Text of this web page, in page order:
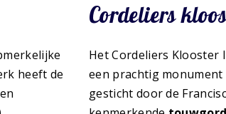
heeft de
Cordeliers
Het Cordeliers Klooster
een prachtig
gesticht door de